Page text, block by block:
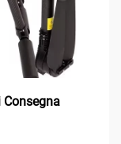
Consegna